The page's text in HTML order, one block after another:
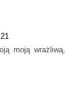
moją wrażliwą,